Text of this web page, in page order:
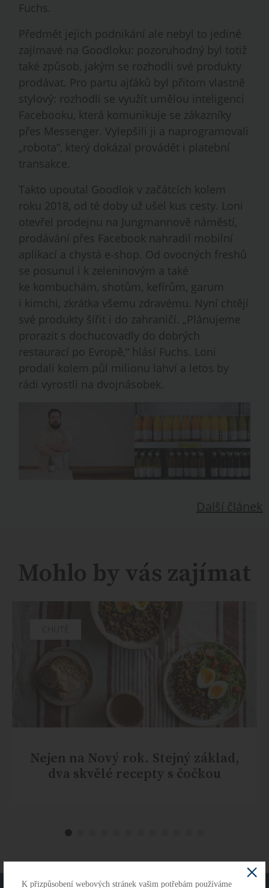
Fuchs.
Předmět jejich podnikání ale nebyl to jediné
zajímavé na Goodloku: pozoruhodný byl totiž
také způsob, jakým se rozhodli své produkty
prodávat. Pro partu ajťáků byl přitom vlastně
stylový: rozhodli se využít umělou inteligenci
Facebooku, která komunikuje se zákazníky
přes Messenger. Vylepšili ji a naprogramovali
„robota“, který dokázal provádět i platební
transakce.
Takto upoutal Goodlok v začátcích kolem
roku 2018, od té doby už ušel kus cesty. Loni
otevřel prodejnu na Jungmannově náměstí,
prodávání přes Facebook nahradil mobilní
aplikací a chystá e‑shop. Od ovocných freshů
se posunul i k zeleninovým a také
ke kombuchám, shotům, kefírům, garum
i kimchi, zkrátka všemu zdravému. Nyní chtějí
své produkty šířit i do zahraničí. „Plánujeme
prorazit s dochucovadly do dobrých
restaurací po Evropě,“ hlásí Fuchs. Loni
prodali kolem půl milionu lahví a letos by
rádi vyrostli na dvojnásobek.
Další článek
Mohlo by vás zajímat
Nejen na Nový rok. Stejný základ,
dva skvělé recepty s čočkou
K přizpůsobení webových stránek vašim potřebám používáme